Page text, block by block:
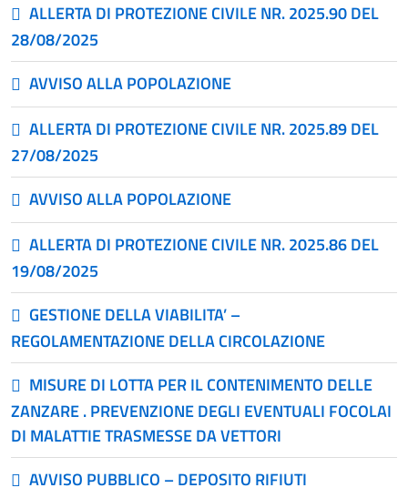
ALLERTA DI PROTEZIONE CIVILE NR. 2025.90 DEL
28/08/2025
AVVISO ALLA POPOLAZIONE
ALLERTA DI PROTEZIONE CIVILE NR. 2025.89 DEL
27/08/2025
AVVISO ALLA POPOLAZIONE
ALLERTA DI PROTEZIONE CIVILE NR. 2025.86 DEL
19/08/2025
GESTIONE DELLA VIABILITA’ –
REGOLAMENTAZIONE DELLA CIRCOLAZIONE
MISURE DI LOTTA PER IL CONTENIMENTO DELLE
ZANZARE . PREVENZIONE DEGLI EVENTUALI FOCOLAI
DI MALATTIE TRASMESSE DA VETTORI
AVVISO PUBBLICO – DEPOSITO RIFIUTI